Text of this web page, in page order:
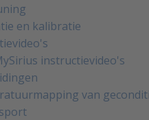
en kalibratie
instructievideo's
van